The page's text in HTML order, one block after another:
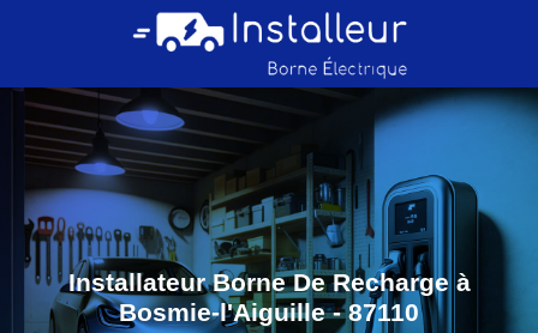
Installateur Borne De Recharge à
Bosmie-l'Aiguille - 87110